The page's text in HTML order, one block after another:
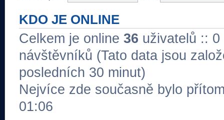
KDO JE ONLINE
Celkem je online 36 uživatelů ::
návštěvníků (Tato data jsou
posledních 30 minut)
Nejvíce zde současně bylo
01:06